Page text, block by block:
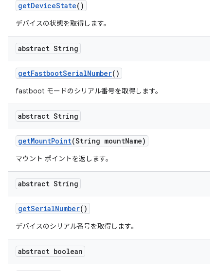
getDeviceState()
デバイスの状態を取得します。
abstract String
getFastbootSerialNumber()
fastboot モードのシリアル番号を取得します。
abstract String
getMountPoint(String mountName)
マウント ポイントを返します。
abstract String
getSerialNumber()
デバイスのシリアル番号を取得します。
abstract boolean